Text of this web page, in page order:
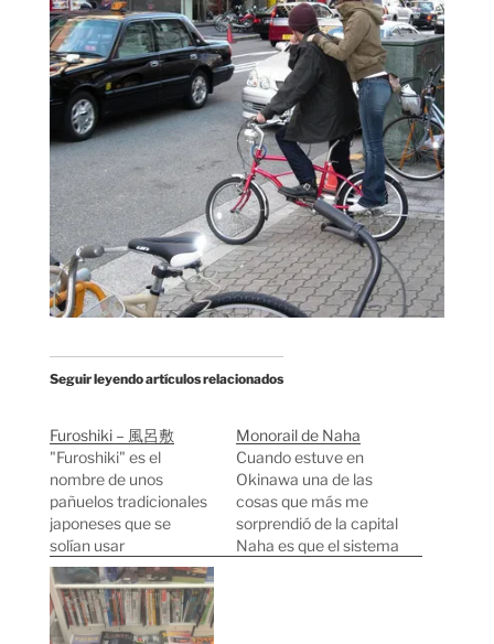
Seguir leyendo artículos relacionados
Furoshiki – 風呂敷
"Furoshiki" es el
nombre de unos
pañuelos tradicionales
japoneses que se
solían usar
frecuentemente para
el transporte ropa u
objetos variados. En la
actualidad apenas se
Monorail de Naha
Cuando estuve en
Okinawa una de las
cosas que más me
sorprendió de la capital
Naha es que el sistema